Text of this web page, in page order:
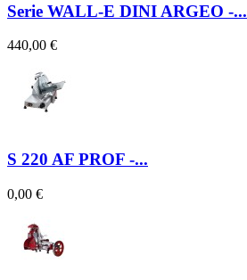
Serie WALL-E DINI ARGEO -...
440,00 €
S 220 AF PROF -...
0,00 €